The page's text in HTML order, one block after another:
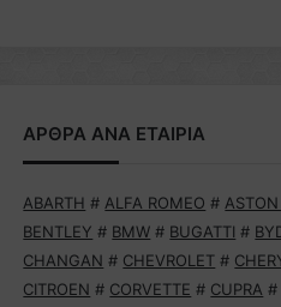
ΑΡΘΡΑ ΑΝΑ ΕΤΑΙΡΙΑ
ABARTH # ALFA ROMEO #
BENTLEY # BMW # BUGATTI #
CHANGAN # CHEVROLET #
CITROEN # CORVETTE # CUPRA #